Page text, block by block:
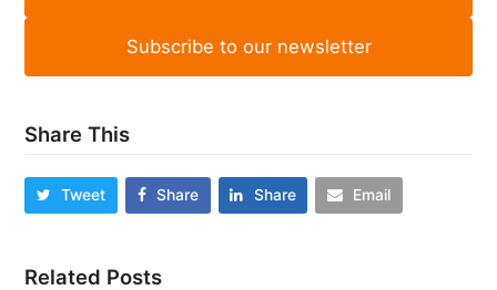
Subscribe to our newsletter
Share This
Tweet Share Share Email
Related Posts